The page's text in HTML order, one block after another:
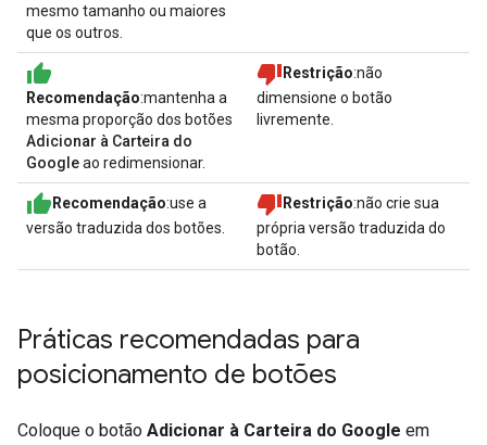
mesmo tamanho ou maiores
que os outros.
Recomendação:mantenha a
mesma proporção dos botões
Adicionar à Carteira do
Googleao redimensionar.
Restrição:não
dimensione o botão
livremente.
Recomendação:use a
versão traduzida dos botões.
Restrição:não crie sua
própria versão traduzida do
botão.
Práticas recomendadas para
posicionamento de botões
Coloque o botão Adicionar à Carteira do Google em